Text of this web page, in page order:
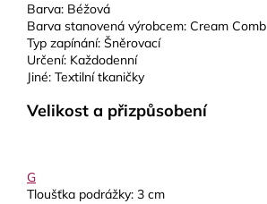
Barva: Béžová
Barva stanovená výrobcem: Cream Comb
Typ zapínání: Šněrovací
Určení: Každodenní
Jiné: Textilní tkaničky
Velikost a přizpůsobení
G
Tloušťka podrážky: 3 cm